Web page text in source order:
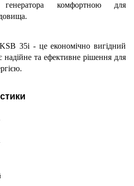
комфортною для
35i - це економічно вигідний
надійне та ефективне рішення для